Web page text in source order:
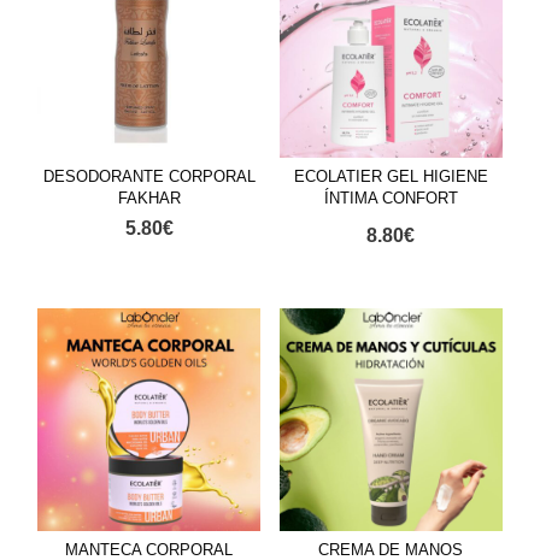
DESODORANTE CORPORAL
FAKHAR
5.80€
ECOLATIER GEL HIGIENE
ÍNTIMA CONFORT
8.80€
MANTECA CORPORAL
CREMA DE MANOS